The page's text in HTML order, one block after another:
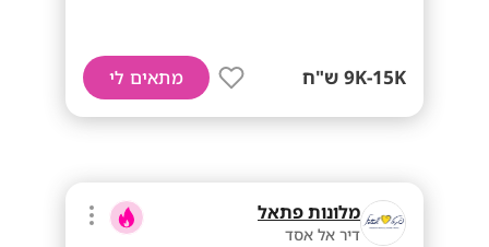
9K-15K ש"ח מתאים לי
מלונות פתאל
דיר אל אסד